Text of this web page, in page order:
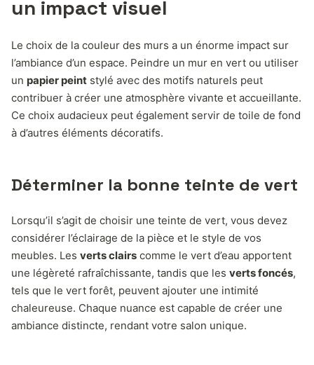
un impact visuel
Le choix de la couleur des murs a un énorme impact sur
l’ambiance d’un espace. Peindre un mur en vert ou utiliser
un papier peint stylé avec des motifs naturels peut
contribuer à créer une atmosphère vivante et accueillante.
Ce choix audacieux peut également servir de toile de fond
à d’autres éléments décoratifs.
Déterminer la bonne teinte de vert
Lorsqu’il s’agit de choisir une teinte de vert, vous devez
considérer l’éclairage de la pièce et le style de vos
meubles. Les verts clairs comme le vert d’eau apportent
une légèreté rafraîchissante, tandis que les verts foncés,
tels que le vert forêt, peuvent ajouter une intimité
chaleureuse. Chaque nuance est capable de créer une
ambiance distincte, rendant votre salon unique.